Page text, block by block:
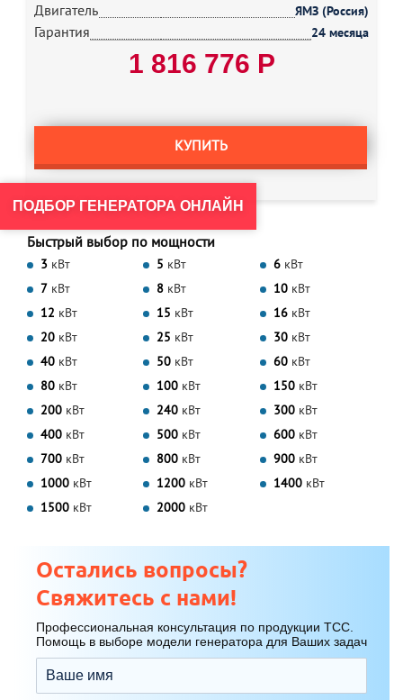
Двигатель ЯМЗ (Россия)
Гарантия 24 месяца
1 816 776 Р
КУПИТЬ
Быстрый выбор по мощности
3 кВт 5 кВт 6 кВт
7 кВт 8 кВт 10 кВт
12 кВт 15 кВт 16 кВт
20 кВт 25 кВт 30 кВт
40 кВт 50 кВт 60 кВт
80 кВт 100 кВт 150 кВт
200 кВт 240 кВт 300 кВт
400 кВт 500 кВт 600 кВт
700 кВт 800 кВт 900 кВт
1000 кВт 1200 кВт 1400 кВт
1500 кВт 2000 кВт
Остались вопросы?
Свяжитесь с нами!
Профессиональная консультация по продукции ТСС.
Помощь в выборе модели генератора для Ваших задач
ПОДБОР ГЕНЕРАТОРА ОНЛАЙН